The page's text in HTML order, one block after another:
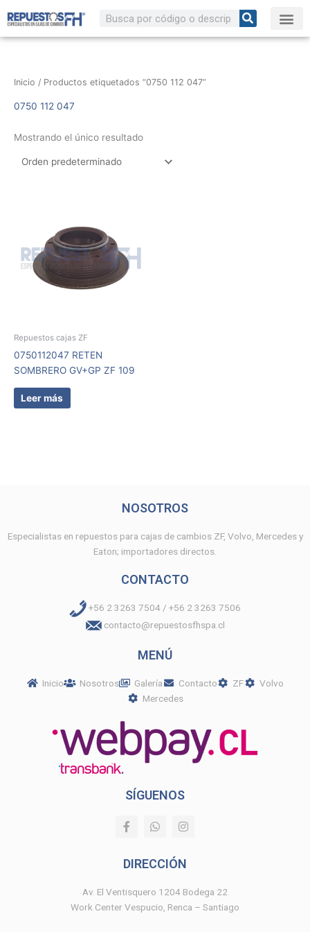
contenido
Buscar
Inicio / Productos etiquetados “0750 112 047”
0750 112 047
Mostrando el único resultado
Repuestos cajas ZF
0750112047 RETEN
SOMBRERO GV+GP ZF 109
Leer más
NOSOTROS
Especialistas en repuestos para cajas de cambios ZF, Volvo, Mercedes y
Eaton; importadores directos.
CONTACTO
+56 2 3263 7504 / +56 2 3263 7506
contacto@repuestosfhspa.cl
MENÚ
Inicio Nosotros Galería Contacto ZF
Volvo
Mercedes
SÍGUENOS
F
a
b
o
k
-
W
h
s
p
p
I
n
a
r
a
m
DIRECCIÓN
Av. El Ventisquero 1204 Bodega 22
Work Center Vespucio, Renca – Santiago